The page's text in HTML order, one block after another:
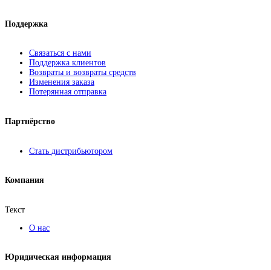
Поддержка
Связаться с нами
Поддержка клиентов
Возвраты и возвраты средств
Изменения заказа
Потерянная отправка
Партнёрство
Стать дистрибьютором
Компания
Текст
О нас
Юридическая информация